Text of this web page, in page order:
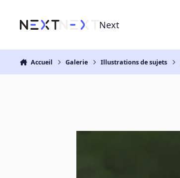
Next
Accueil Galerie Illustrations de sujets